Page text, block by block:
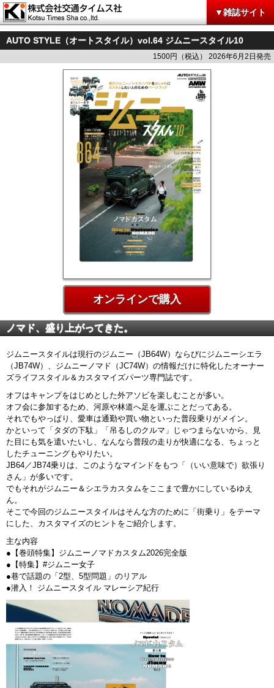
▼雑誌サイト
AUTO STYLE（オートスタイル）vol.64 ジムニースタイル10
1500円（税込） 2026年6月2日発売
オンラインで購入
ノマド、盛り上がってきた。
ジムニースタイルは現行のジムニー（JB64W）ならびにジムニーシエラ
（JB74W）、ジムニーノマド（JC74W）の情報だけに特化したオーナー
ズライフスタイル＆カスタマイズパーツ専門誌です。
オフはキャンプをはじめとした外アソビを楽しむことが多い。
オフ会に参加するため、河原や林道へ足を運ぶことだってある。
それでもやっぱり、愛車は通勤や買い物といった普段乗りがメイン。
かといって「タダの下駄」「吊るしのクルマ」じゃつまらないから、見
た目にも気を遣いたいし、なんなら普段の走りが快適になる、ちょっと
したチューニングもやりたい。
JB64／JB74乗りは、このようなマインドをもつ「（いい意味で）欲張り
さん」が多いです。
でもそれがジムニー＆シエラカスタムをここまで豊かにしているゆえ
ん。
そこで今回のジムニースタイルはそんな方のために「街乗り」をテーマ
にした、カスタマイズのヒントをご紹介します。
主な内容
●【巻頭特集】ジムニーノマドカスタム2026完全版
●【特集】#ジムニー女子
●巷で話題の「2型、5型問題」のリアル
●潜入！ ジムニースタイル マレーシア紀行